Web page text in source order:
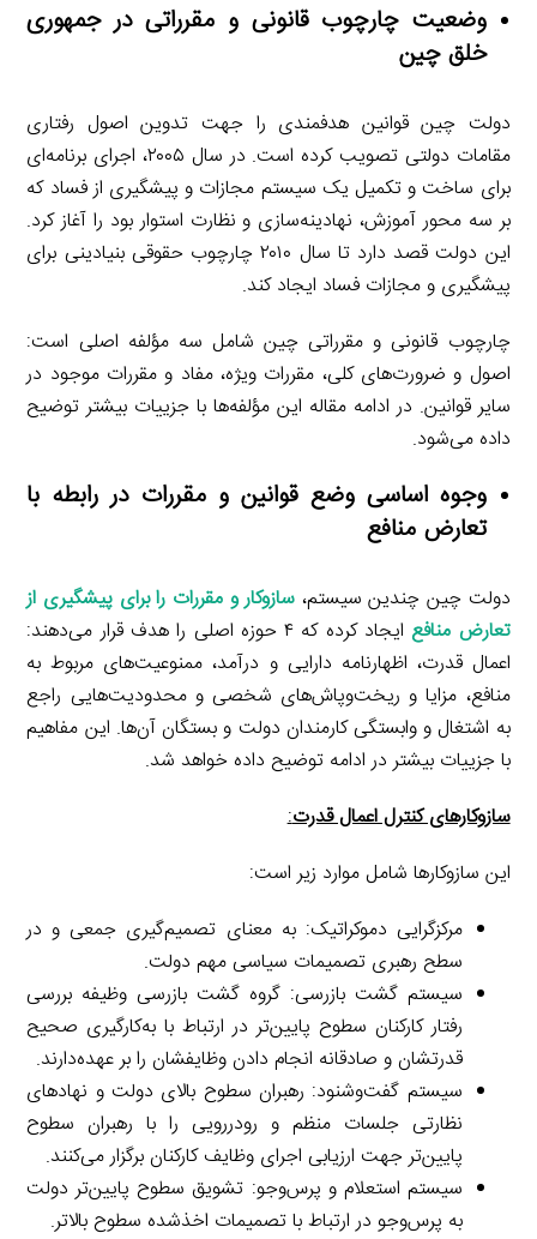
وضعیت چارچوب قانونی و مقرراتی در جمهوری
خلق چین
دولت چین قوانین هدفمندی را جهت تدوین اصول رفتاری
مقامات دولتی تصویب کرده است. در سال ۲۰۰۵، اجرای برنامه‌ای
برای ساخت و تکمیل یک سیستم مجازات و پیشگیری از فساد که
بر سه محور آموزش، نهادینه‌سازی و نظارت استوار بود را آغاز کرد.
این دولت قصد دارد تا سال ۲۰۱۰ چارچوب حقوقی بنیادینی برای
پیشگیری و مجازات فساد ایجاد کند.
چارچوب قانونی و مقرراتی چین شامل سه مؤلفه اصلی است:
اصول و ضرورت‌های کلی، مقررات ویژه، مفاد و مقررات موجود در
سایر قوانین. در ادامه مقاله این مؤلفه‌ها با جزییات بیشتر توضیح
داده می‌شود.
وجوه اساسی وضع قوانین و مقررات در رابطه با
تعارض منافع
دولت چین چندین سیستم، سازوکار و مقررات را برای پیشگیری از
تعارض منافع
ایجاد کرده که ۴ حوزه اصلی را هدف قرار می‌دهند:
اعمال قدرت، اظهارنامه دارایی و درآمد، ممنوعیت‌های مربوط به
منافع، مزایا و ریخت‌وپاش‌های شخصی و محدودیت‌هایی راجع
به اشتغال و وابستگی کارمندان دولت و بستگان آن‌ها. این مفاهیم
با جزییات بیشتر در ادامه توضیح داده خواهد شد.
سازوکارهای کنترل اعمال قدرت:
این سازوکارها شامل موارد زیر است:
مرکزگرایی دموکراتیک: به معنای تصمیم‌گیری جمعی و در
سطح رهبری تصمیمات سیاسی مهم دولت.
سیستم گشت بازرسی: گروه گشت بازرسی وظیفه بررسی
رفتار کارکنان سطوح پایین‌تر در ارتباط با به‌کارگیری صحیح
قدرتشان و صادقانه انجام دادن وظایفشان را بر عهده‌دارند.
سیستم گفت‌وشنود: رهبران سطوح بالای دولت و نهادهای
نظارتی جلسات منظم و رودررویی را با رهبران سطوح
پایین‌تر جهت ارزیابی اجرای وظایف کارکنان برگزار می‌کنند.
سیستم استعلام و پرس‌وجو: تشویق سطوح پایین‌تر دولت
به پرس‌وجو در ارتباط با تصمیمات اخذشده سطوح بالاتر.